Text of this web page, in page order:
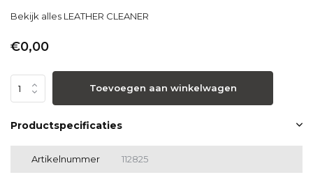
Bekijk alles LEATHER CLEANER
€0,00
Toevoegen aan winkelwagen
Productspecificaties
Artikelnummer 112825